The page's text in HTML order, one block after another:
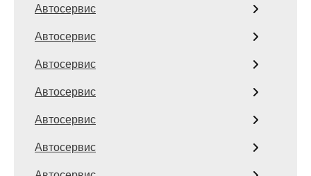
Автосервис
Автосервис
Автосервис
Автосервис
Автосервис
Автосервис